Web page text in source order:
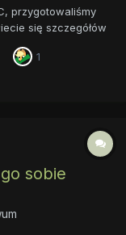
przygotowaliśmy
się szczegółów
na drzewie
usłyszeć
1
sobie